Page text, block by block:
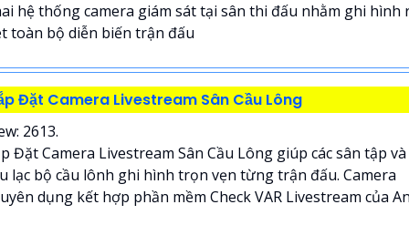
hệ thống camera giám sát tại sân thi đấu nhằm ghi hình
toàn bộ diễn biến trận đấu
Đặt Camera Livestream Sân Cầu Lông
2613.
Đặt Camera Livestream Sân Cầu Lông giúp các sân tập và
lạc bộ cầu lônh ghi hình trọn vẹn từng trận đấu. Camera
dụng kết hợp phần mềm Check VAR Livestream của